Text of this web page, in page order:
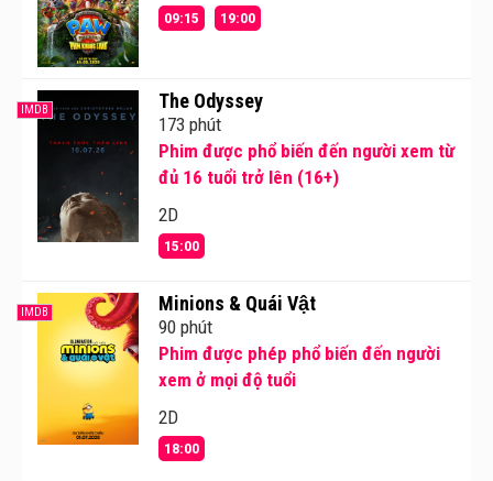
09:15 19:00
IMDB The Odyssey
173 phút
Phim được phổ biến đến người xem từ
đủ 16 tuổi trở lên (16+)
2D
15:00
IMDB Minions & Quái Vật
90 phút
Phim được phép phổ biến đến người
xem ở mọi độ tuổi
2D
18:00